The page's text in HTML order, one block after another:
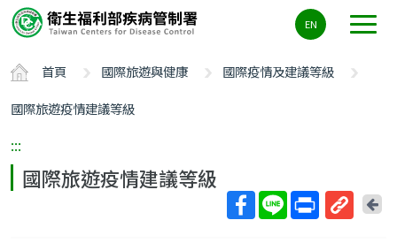
要
容
ALT+C
EN
首頁 國際旅遊與健康
國際疫情及建議等級
國際旅遊疫情建議等級
:::
國際旅遊疫情建議等級
回